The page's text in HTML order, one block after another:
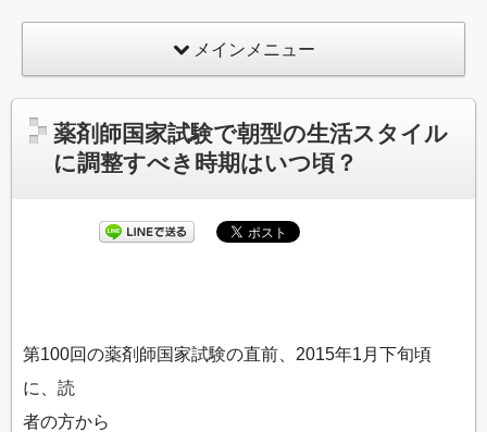
メインメニュー
薬剤師国家試験で朝型の生活スタイル
に調整すべき時期はいつ頃？
第100回の薬剤師国家試験の直前、2015年1月下旬頃
に、読
者の方から